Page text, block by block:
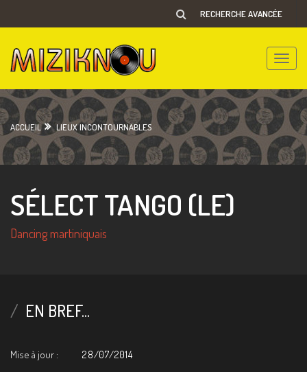
RECHERCHE AVANCÉE
Toggle
ACCUEIL LIEUX INCONTOURNABLES
SÉLECT TANGO (LE)
Dancing martiniquais
EN BREF...
Mise à jour :
28/07/2014